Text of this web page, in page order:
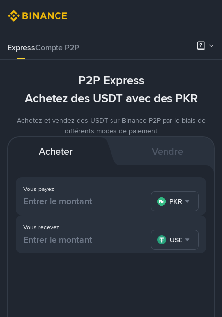
ExpressCompte P2P
P2P Express
Achetez des USDT avec des PKR
Achetez et vendez des USDT sur Binance P2P par le biais de
différents modes de paiement
Acheter Vendre
Vous payez
PKR
Vous recevez
USDT